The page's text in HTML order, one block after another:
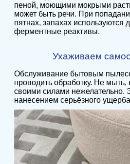
пеной, моющими мокрыми
может быть речи. При
пятнах, запахах используются
ферментные реактивы.
Ухаживаем
Обслуживание бытовым
проводить обработку. Не
своими силами нежелательно.
нанесением серьёзного